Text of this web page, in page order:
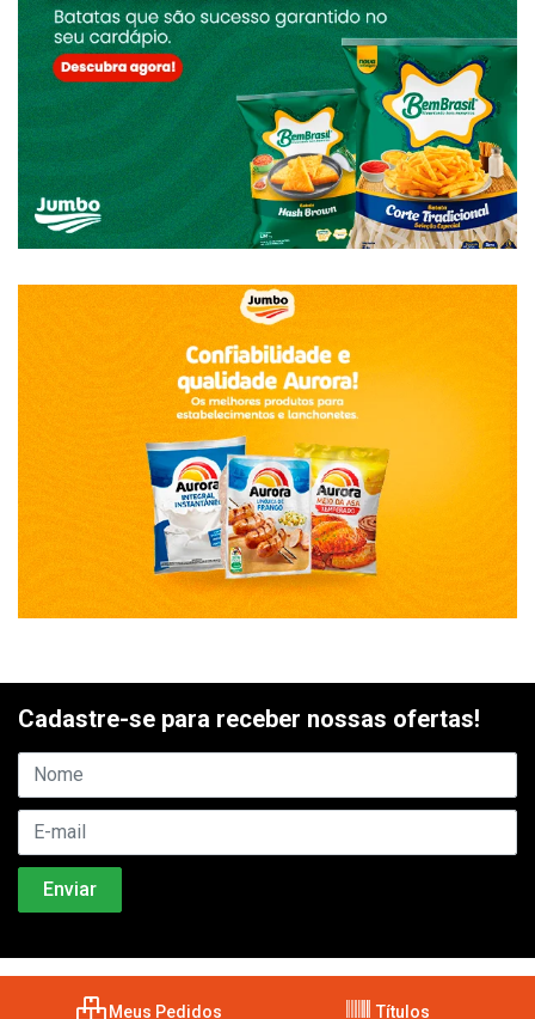
Cadastre-se para receber nossas ofertas!
Meus Pedidos Títulos